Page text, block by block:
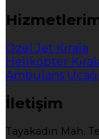
Özel Jet Kirala
Helikopter
Ambulans
İletişim
Tayakadın Mah.